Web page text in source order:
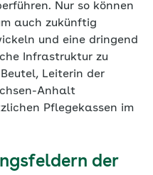
Nur so können
auch zukünftig
und eine dringend
Infrastruktur zu
Leiterin der
Anhalt
Pflegekassen im
der